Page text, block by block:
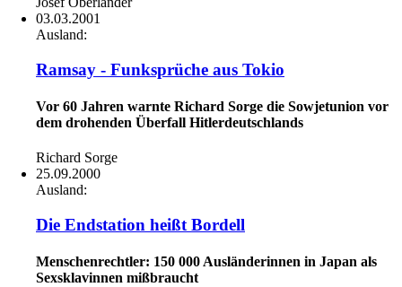
03.03.2001
Ausland:
Ramsay - Funksprüche aus Tokio
Vor 60 Jahren warnte Richard Sorge die Sowjetunion vor
dem drohenden Überfall Hitlerdeutschlands
Richard Sorge
25.09.2000
Ausland:
Die Endstation heißt Bordell
Menschenrechtler: 150 000 Ausländerinnen in Japan als
Sexsklavinnen mißbraucht